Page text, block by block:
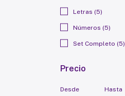
Letras (5)
Números (5)
Set Completo (5)
Precio
Desde Hasta